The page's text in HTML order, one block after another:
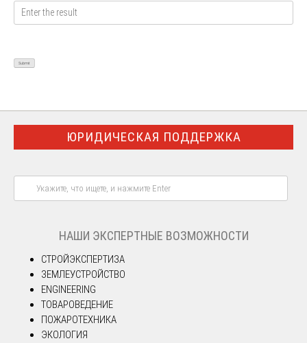
ЮРИДИЧЕСКАЯ ПОДДЕРЖКА
НАШИ ЭКСПЕРТНЫЕ ВОЗМОЖНОСТИ
СТРОЙЭКСПЕРТИЗА
ЗЕМЛЕУСТРОЙСТВО
ENGINEERING
ТОВАРОВЕДЕНИЕ
ПОЖАРОТЕХНИКА
ЭКОЛОГИЯ